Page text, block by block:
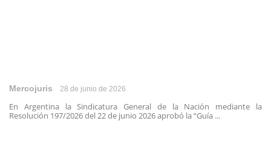
Mercojuris 28 de junio de 2026
En Argentina la Sindicatura General de la Nación mediante la
Resolución 197/2026 del 22 de junio 2026 aprobó la “Guía ...